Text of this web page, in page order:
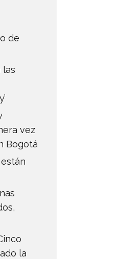
de
las
vez
Bogotá
la